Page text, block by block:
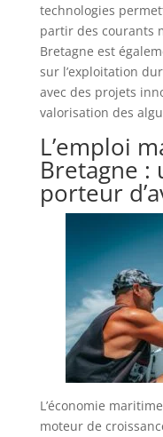
technologies
partir des courants
Bretagne est
sur l’exploitation
avec des projets
valorisation des
L’emploi
Bretagne :
porteur
L’économie
moteur de